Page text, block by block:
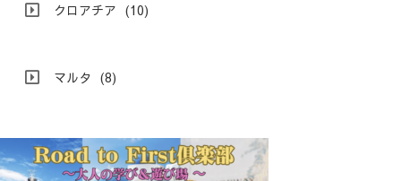
クロアチア (10)
マルタ (8)